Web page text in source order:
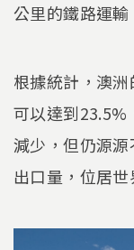
公里的鐵路運輸
根據統計，澳
可以達到23.5%
減少，但仍源
出口量，位居